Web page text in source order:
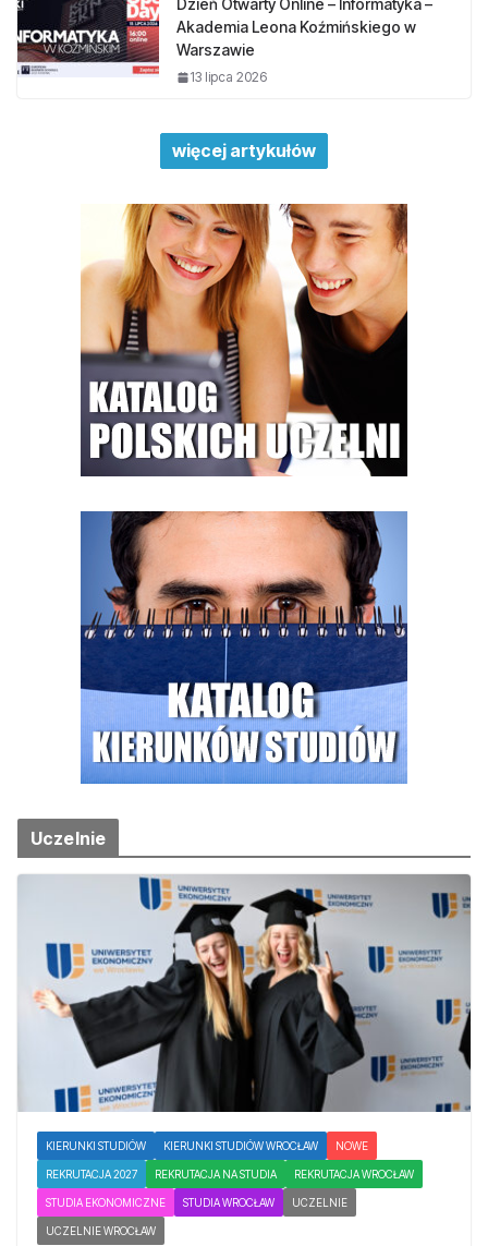
Akademia Leona Koźmińskiego w
Warszawie
13 lipca 2026
więcej artykułów
Uczelnie
KIERUNKI STUDIÓW KIERUNKI STUDIÓW WROCŁAW NOWE
REKRUTACJA 2027 REKRUTACJA NA STUDIA REKRUTACJA WROCŁAW
STUDIA EKONOMICZNE STUDIA WROCŁAW UCZELNIE
UCZELNIE WROCŁAW